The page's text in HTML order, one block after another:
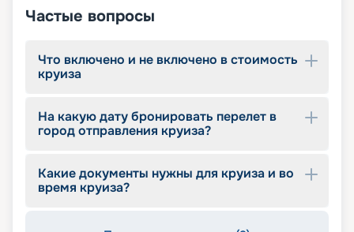
Частые вопросы
Что включено и не включено в стоимость
круиза
На какую дату бронировать перелет в
город отправления круиза?
Какие документы нужны для круиза и во
время круиза?